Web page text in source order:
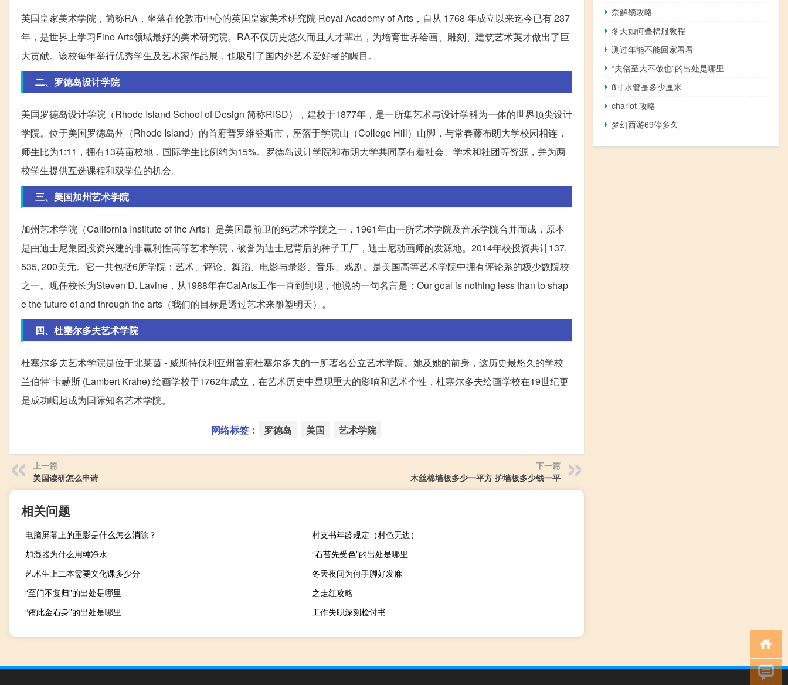
英国皇家美术学院，简称RA，坐落在伦敦市中心的英国皇家美术研究院 Royal Academy of Arts，自从 1768 年成立以来迄今已有 237
年，是世界上学习Fine Arts领域最好的美术研究院。RA不仅历史悠久而且人才辈出，为培育世界绘画、雕刻、建筑艺术英才做出了巨
大贡献。该校每年举行优秀学生及艺术家作品展，也吸引了国内外艺术爱好者的瞩目。
二、罗德岛设计学院
美国罗德岛设计学院（Rhode Island School of Design 简称RISD），建校于1877年，是一所集艺术与设计学科为一体的世界顶尖设计
学院。位于美国罗德岛州（Rhode Island）的首府普罗维登斯市，座落于学院山（College Hill）山脚，与常春藤布朗大学校园相连，
师生比为1:11，拥有13英亩校地，国际学生比例约为15%。罗德岛设计学院和布朗大学共同享有着社会、学术和社团等资源，并为两
校学生提供互选课程和双学位的机会。
三、美国加州艺术学院
加州艺术学院（California Institute of the Arts）是美国最前卫的纯艺术学院之一，1961年由一所艺术学院及音乐学院合并而成，原本
是由迪士尼集团投资兴建的非赢利性高等艺术学院，被誉为迪士尼背后的种子工厂，迪士尼动画师的发源地。2014年校投资共计137,
535, 200美元。它一共包括6所学院：艺术、评论、舞蹈、电影与录影、音乐、戏剧。是美国高等艺术学院中拥有评论系的极少数院校
之一。现任校长为Steven D. Lavine，从1988年在CalArts工作一直到到现，他说的一句名言是：Our goal is nothing less than to shap
e the future of and through the arts（我们的目标是透过艺术来雕塑明天）。
四、杜塞尔多夫艺术学院
杜塞尔多夫艺术学院是位于北莱茵 - 威斯特伐利亚州首府杜塞尔多夫的一所著名公立艺术学院。她及她的前身，这历史最悠久的学校
兰伯特`卡赫斯 (Lambert Krahe) 绘画学校于1762年成立，在艺术历史中显现重大的影响和艺术个性，杜塞尔多夫绘画学校在19世纪更
是成功崛起成为国际知名艺术学院。
网络标签： 罗德岛 美国 艺术学院
上一篇
美国读研怎么申请
下一篇
木丝棉墙板多少一平方 护墙板多少钱一平
相关问题
电脑屏幕上的重影是什么怎么消除？
村支书年龄规定（村色无边）
加湿器为什么用纯净水
“石苔先受色”的出处是哪里
艺术生上二本需要文化课多少分
冬天夜间为何手脚好发麻
“至门不复归”的出处是哪里
之走红攻略
“侑此金石身”的出处是哪里
工作失职深刻检讨书
奈解锁攻略
冬天如何叠棉服教程
测过年能不能回家看看
“夫俗至大不敬也”的出处是哪里
8寸水管是多少厘米
chariot 攻略
梦幻西游69停多久